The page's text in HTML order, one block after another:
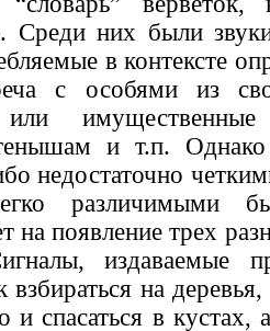
Среди них были
в контексте
с особями из
или
и т.п. Однако
недостаточно
различимыми
на появление трех
издаваемые
взбираться на
и спасаться в